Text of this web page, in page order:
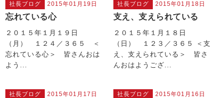
社長ブログ 2015年01月19日
忘れている心
２０１５年１月１９日
（月） １２４／３６５ ＜
忘れている心＞ 皆さんおは
よう...
社長ブログ 2015年01月18日
支え、支えられている
２０１５年１月１８日
（日） １２３／３６５ ＜支
え、支えられている＞ 皆さ
んおはようござ...
社長ブログ 2015年01月17日 社長ブログ 2015年01月16日